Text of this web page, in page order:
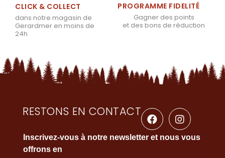
CLICK & COLLECT
dans notre magasin de
Gerardmer en moins de
24h
PROGRAMME FIDELITÉ
Gagner des points
et des bons de réduction
RESTONS EN CONTACT
Inscrivez-vous à notre newsletter et nous vous
offrons en